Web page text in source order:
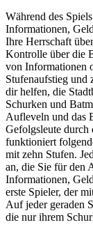
Während des
Informationen,
Ihre Herrschaft
Kontrolle über die
von Informationen
Stufenaufstieg und
dir helfen, die
Schurken und
Aufleveln und das
Gefolgsleute durch
funktioniert
mit zehn Stufen.
an, die Sie für den
Informationen,
erste Spieler, der
Auf jeder geraden
die nur ihrem